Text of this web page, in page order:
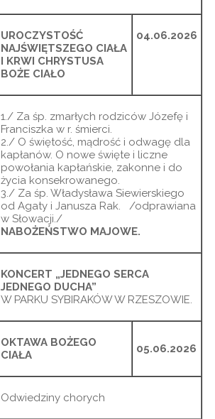
UROCZYSTOŚĆ
NAJŚWIĘTSZEGO CIAŁA
I KRWI CHRYSTUSA
BOŻE CIAŁO
04.06.2026
1./ Za śp. zmarłych rodziców Józefę i
Franciszka w r. śmierci.
2./ O świętość, mądrość i odwagę dla
kapłanów. O nowe święte i liczne
powołania kapłańskie, zakonne i do
życia konsekrowanego.
3./ Za śp. Władysława Siewierskiego
od Agaty i Janusza Rak. /odprawiana
w Słowacji./
NABOŻEŃSTWO MAJOWE.
KONCERT „JEDNEGO SERCA
JEDNEGO DUCHA”
W PARKU SYBIRAKÓW W RZESZOWIE.
OKTAWA BOŻEGO
CIAŁA
05.06.2026
Odwiedziny chorych